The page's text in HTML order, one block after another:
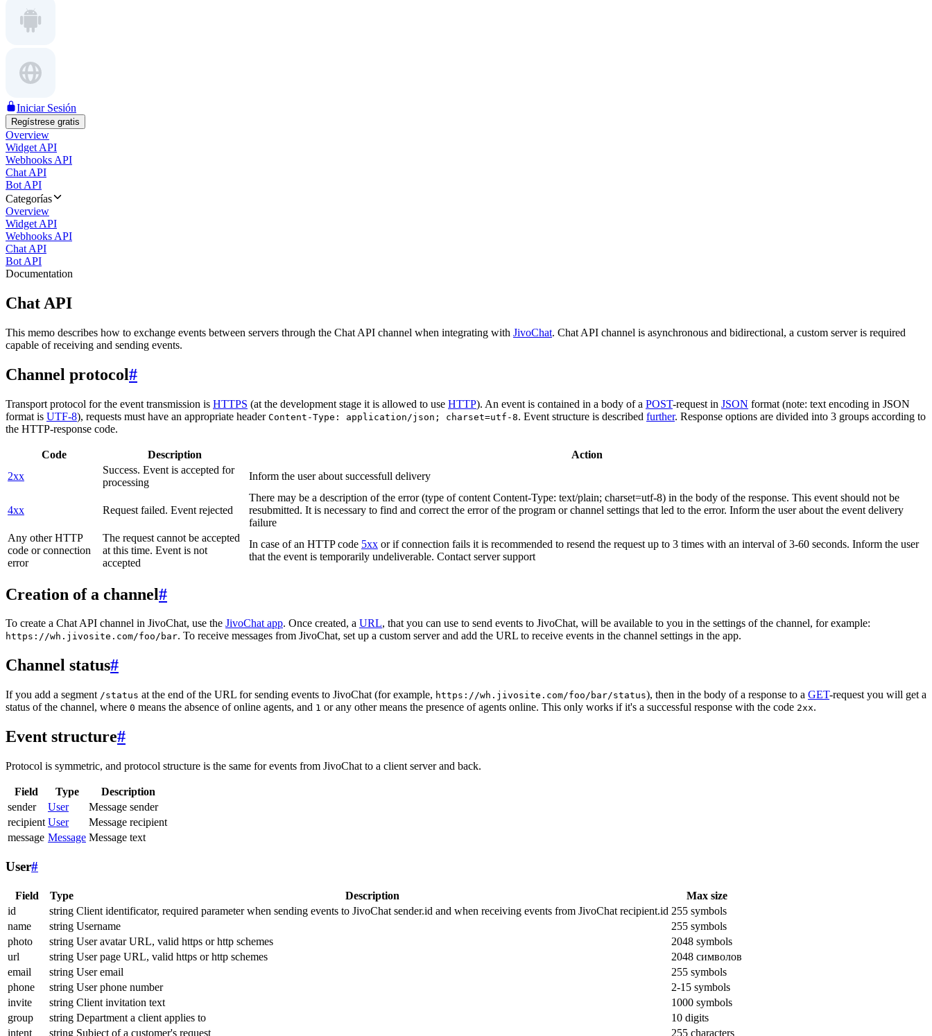
Iniciar Sesión
Regístrese gratis
Overview
Widget API
Webhooks API
Chat API
Bot API
Categorías
Overview
Widget API
Webhooks API
Chat API
Bot API
Documentation
Chat API
This memo describes how to exchange events between servers through the Chat API channel when integrating with JivoChat. Chat API channel is asynchronous and bidirectional, a custom server is required
capable of receiving and sending events.
Channel protocol#
Transport protocol for the event transmission is HTTPS (at the development stage it is allowed to use HTTP). An event is contained in a body of a POST-request in JSON format (note: text encoding in JSON
format is UTF-8), requests must have an appropriate header Content-Type: application/json; charset=utf-8. Event structure is described further. Response options are divided into 3 groups according to
the HTTP-response code.
Code Description
Action
2xx
Success. Event is accepted for
processing
Inform the user about successfull delivery
4xx Request failed. Event rejected
There may be a description of the error (type of content Content-Type: text/plain; charset=utf-8) in the body of the response. This event should not be
resubmitted. It is necessary to find and correct the error of the program or channel settings that led to the error. Inform the user about the event delivery
failure
Any other HTTP
code or connection
error
The request cannot be accepted
at this time. Event is not
accepted
In case of an HTTP code 5xx or if connection fails it is recommended to resend the request up to 3 times with an interval of 3-60 seconds. Inform the user
that the event is temporarily undeliverable. Contact server support
Creation of a channel#
To create a Chat API channel in JivoChat, use the JivoChat app. Once created, a URL, that you can use to send events to JivoChat, will be available to you in the settings of the channel, for example:
https://wh.jivosite.com/foo/bar. To receive messages from JivoChat, set up a custom server and add the URL to receive events in the channel settings in the app.
Channel status#
If you add a segment /status at the end of the URL for sending events to JivoChat (for example, https://wh.jivosite.com/foo/bar/status), then in the body of a response to a GET-request you will get a
status of the channel, where 0 means the absence of online agents, and 1 or any other means the presence of agents online. This only works if it's a successful response with the code 2xx.
Event structure#
Protocol is symmetric, and protocol structure is the same for events from JivoChat to a client server and back.
Field Type
Description
sender
User
Message sender
recipient User
Message recipient
message Message Message text
User#
Field Type Description
Max size
id
string Client identificator, required parameter when sending events to JivoChat sender.id and when receiving events from JivoChat recipient.id 255 symbols
name
string Username
255 symbols
photo
string User avatar URL, valid https or http schemes
2048 symbols
url
string User page URL, valid https or http schemes
2048 символов
email
string User email
255 symbols
phone
string User phone number
2-15 symbols
invite
string Client invitation text
1000 symbols
group
string Department a client applies to
10 digits
intent
string Subject of a customer's request 255 characters